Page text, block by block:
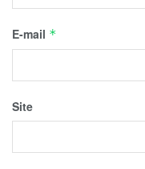
E-mail *
Site